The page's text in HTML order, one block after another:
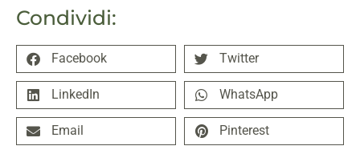
Condividi:
Facebook Twitter
LinkedIn WhatsApp
Email Pinterest